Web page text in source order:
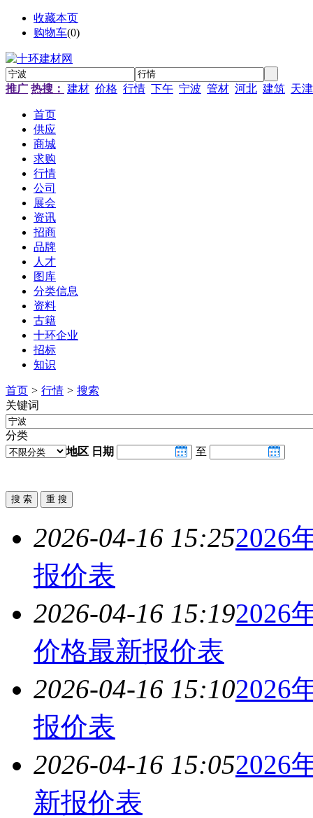
收藏本页
购物车(0)
推广 热搜： 建材 价格 行情 下午 宁波 管材 河北 建筑 天津
首页
供应
商城
求购
行情
公司
展会
资讯
招商
品牌
人才
图库
分类信息
资料
古籍
十环企业
招标
知识
首页 > 行情 > 搜索
关键词
分类
地区 日期 至
2026-04-16 15:252026
报价表
2026-04-16 15:192026
价格最新报价表
2026-04-16 15:102026
报价表
2026-04-16 15:052026
新报价表